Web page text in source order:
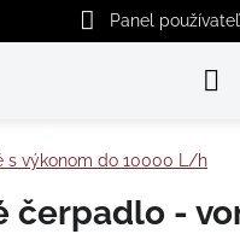
Panel
s výkonom do 10000 L/h
čerpadlo -